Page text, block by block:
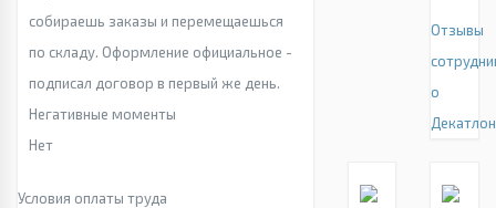
собираешь заказы и перемещаешься
по складу. Оформление официальное -
подписал договор в первый же день.
Негативные моменты
Нет
Условия оплаты труда
Отзывы
о
Декатлон